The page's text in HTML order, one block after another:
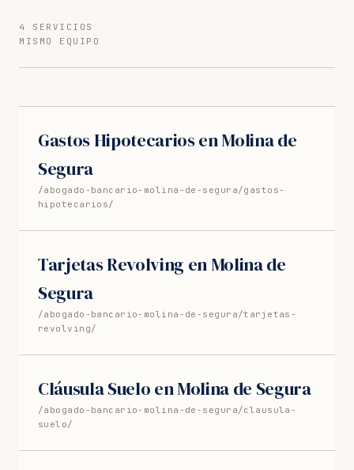
4 SERVICIOS
MISMO EQUIPO
Gastos Hipotecarios en Molina de
Segura
/abogado-bancario-molina-de-segura/gastos-
hipotecarios/
Tarjetas Revolving en Molina de
Segura
/abogado-bancario-molina-de-segura/tarjetas-
revolving/
Cláusula Suelo en Molina de Segura
/abogado-bancario-molina-de-segura/clausula-
suelo/